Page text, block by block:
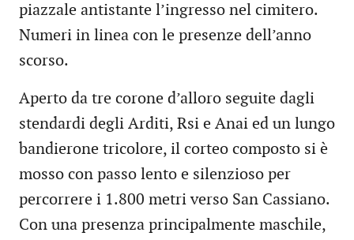
piazzale antistante l’ingresso nel cimitero.
Numeri in linea con le presenze dell’anno
scorso.
Aperto da tre corone d’alloro seguite dagli
stendardi degli Arditi, Rsi e Anai ed un lungo
bandierone tricolore, il corteo composto si è
mosso con passo lento e silenzioso per
percorrere i 1.800 metri verso San Cassiano.
Con una presenza principalmente maschile,